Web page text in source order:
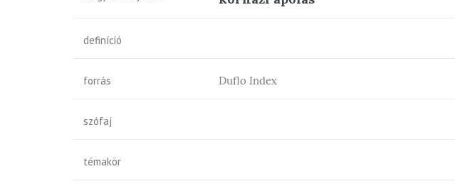
definíció
forrás Duflo Index
szófaj
témakör